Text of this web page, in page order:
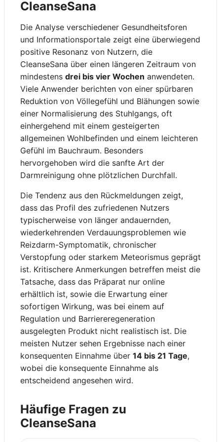
CleanseSana
Die Analyse verschiedener Gesundheitsforen
und Informationsportale zeigt eine überwiegend
positive Resonanz von Nutzern, die
CleanseSana über einen längeren Zeitraum von
mindestens drei bis vier Wochen anwendeten.
Viele Anwender berichten von einer spürbaren
Reduktion von Völlegefühl und Blähungen sowie
einer Normalisierung des Stuhlgangs, oft
einhergehend mit einem gesteigerten
allgemeinen Wohlbefinden und einem leichteren
Gefühl im Bauchraum. Besonders
hervorgehoben wird die sanfte Art der
Darmreinigung ohne plötzlichen Durchfall.
Die Tendenz aus den Rückmeldungen zeigt,
dass das Profil des zufriedenen Nutzers
typischerweise von länger andauernden,
wiederkehrenden Verdauungsproblemen wie
Reizdarm-Symptomatik, chronischer
Verstopfung oder starkem Meteorismus geprägt
ist. Kritischere Anmerkungen betreffen meist die
Tatsache, dass das Präparat nur online
erhältlich ist, sowie die Erwartung einer
sofortigen Wirkung, was bei einem auf
Regulation und Barriereregeneration
ausgelegten Produkt nicht realistisch ist. Die
meisten Nutzer sehen Ergebnisse nach einer
konsequenten Einnahme über 14 bis 21 Tage,
wobei die konsequente Einnahme als
entscheidend angesehen wird.
Häufige Fragen zu
CleanseSana